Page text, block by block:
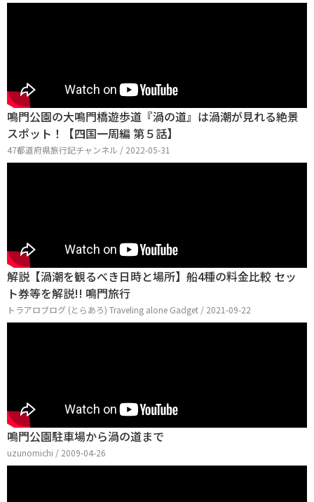
鳴門公園の大鳴門橋遊歩道『渦の道』は渦潮が見れる絶景
スポット！【四国一周編 第５話】
47都道府県旅行記チャンネル / 2022-05-31
解説【渦潮を観るべき日時と場所】船4種の料金比較 セッ
ト券等を解説!! 鳴門旅行
トラアロブログ (とらあろ) Traveling alone Gadget / 2021-09-22
鳴門公園駐車場から渦の道まで
uzunomichi / 2009-04-26